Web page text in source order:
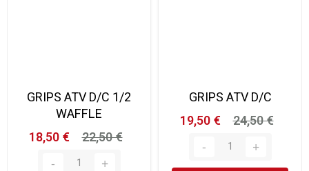
GRIPS ATV D/C 1/2
WAFFLE
18,50 €
22,50 €
GRIPS ATV D/C
19,50 €
24,50 €